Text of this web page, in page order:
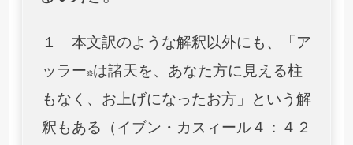
１ 本文訳のような解釈以外にも、「ア
ッラー*は諸天を、あなた方に見える柱
もなく、お上げになったお方」という解
釈もある（イブン・カスィール４：４２